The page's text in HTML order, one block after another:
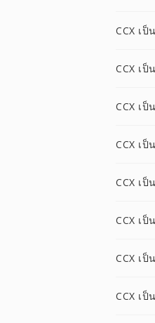
CCX เป็
CCX เป็
CCX เป็
CCX เป็
CCX เป็
CCX เป็
CCX เป็
CCX เป็